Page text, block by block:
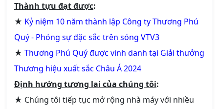
Thành tựu đạt được:
★ Kỷ niệm 10 năm thành lập Công ty Thương Phú
Quý - Phóng sự đặc sắc trên sóng VTV3
★ Thương Phú Quý được vinh danh tại Giải thưởng
Thương hiệu xuất sắc Châu Á 2024
Định hướng tương lai của chúng tôi:
★ Chúng tôi tiếp tục mở rộng nhà máy với nhiều